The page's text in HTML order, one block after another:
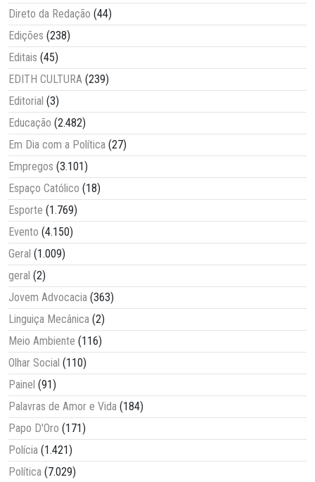
Direto da Redação (44)
Edições (238)
Editais (45)
EDITH CULTURA (239)
Editorial (3)
Educação (2.482)
Em Dia com a Política (27)
Empregos (3.101)
Espaço Católico (18)
Esporte (1.769)
Evento (4.150)
Geral (1.009)
geral (2)
Jovem Advocacia (363)
Linguiça Mecânica (2)
Meio Ambiente (116)
Olhar Social (110)
Painel (91)
Palavras de Amor e Vida (184)
Papo D'Oro (171)
Polícia (1.421)
Política (7.029)